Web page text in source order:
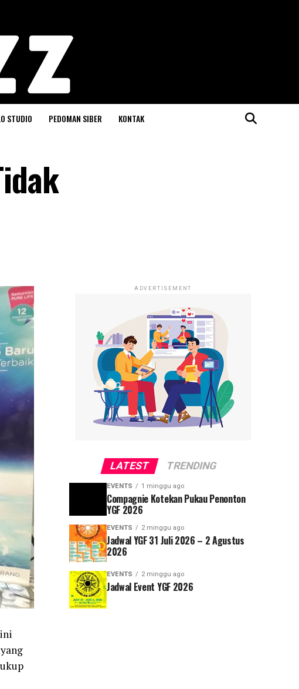
STUDIO PEDOMAN SIBER KONTAK
ADVERTISEMENT
LATEST TRENDING
EVENTS 1 minggu ago
Compagnie Kotekan Pukau Penonton
YGF 2026
EVENTS 2 minggu ago
Jadwal YGF 31 Juli 2026 – 2 Agustus
2026
EVENTS 2 minggu ago
Jadwal Event YGF 2026